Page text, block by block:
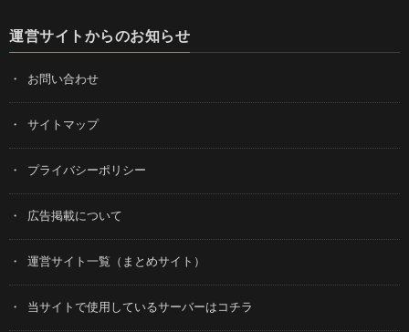
運営サイトからのお知らせ
お問い合わせ
サイトマップ
プライバシーポリシー
広告掲載について
運営サイト一覧（まとめサイト）
当サイトで使用しているサーバーはコチラ